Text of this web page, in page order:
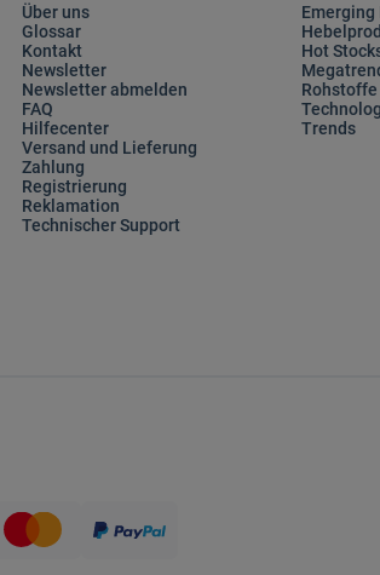
Über uns
Glossar
Kontakt
Newsletter
Newsletter abmelden
FAQ
Hilfecenter
Versand und Lieferung
Zahlung
Registrierung
Reklamation
Technischer Support
Emerging
Hot
Rohstoffe
Trends